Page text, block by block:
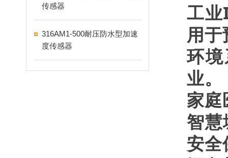
传感器
316AM1-500耐压防水型加速
度传感器
工
用
环
业。
家庭
智
安